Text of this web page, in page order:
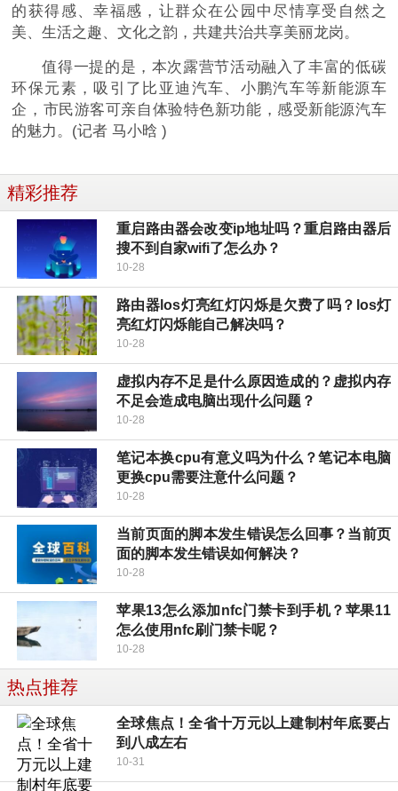
的获得感、幸福感，让群众在公园中尽情享受自然之
美、生活之趣、文化之韵，共建共治共享美丽龙岗。
值得一提的是，本次露营节活动融入了丰富的低碳
环保元素，吸引了比亚迪汽车、小鹏汽车等新能源车
企，市民游客可亲自体验特色新功能，感受新能源汽车
的魅力。(记者 马小晗 )
精彩推荐
重启路由器会改变ip地址吗？重启路由器后
搜不到自家wifi了怎么办？
10-28
路由器los灯亮红灯闪烁是欠费了吗？los灯
亮红灯闪烁能自己解决吗？
10-28
虚拟内存不足是什么原因造成的？虚拟内存
不足会造成电脑出现什么问题？
10-28
笔记本换cpu有意义吗为什么？笔记本电脑
更换cpu需要注意什么问题？
10-28
当前页面的脚本发生错误怎么回事？当前页
面的脚本发生错误如何解决？
10-28
苹果13怎么添加nfc门禁卡到手机？苹果11
怎么使用nfc刷门禁卡呢？
10-28
热点推荐
全球焦点！全省十万元以上建制村年底要占
到八成左右
10-31